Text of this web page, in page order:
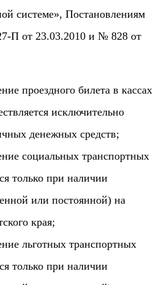
системе», Постановлениям
П от 23.03.2010 и № 828 от
проездного билета в кассах
исключительно
денежных средств;
социальных транспортных
только при наличии
или постоянной) на
края;
льготных транспортных
только при наличии